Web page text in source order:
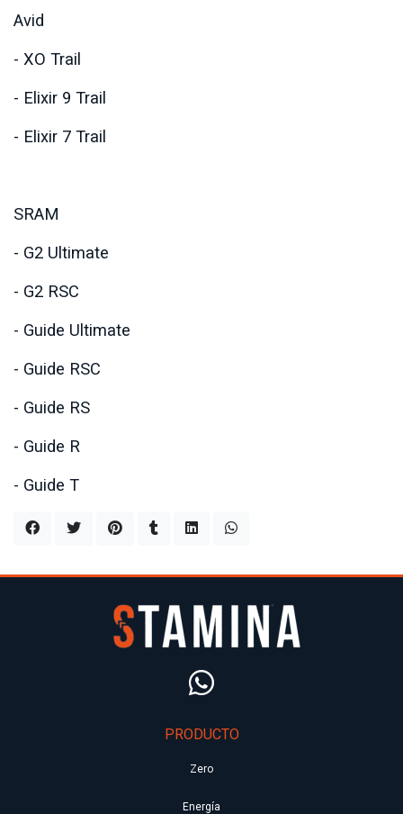
Avid
- XO Trail
- Elixir 9 Trail
- Elixir 7 Trail
SRAM
- G2 Ultimate
- G2 RSC
- Guide Ultimate
- Guide RSC
- Guide RS
- Guide R
- Guide T
PRODUCTO
Zero
Energía